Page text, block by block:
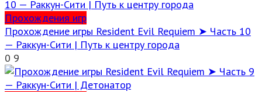
Прохождения игр
Прохождение игры Resident Evil Requiem ➤ Часть 10
— Раккун-Сити | Путь к центру города
0 9